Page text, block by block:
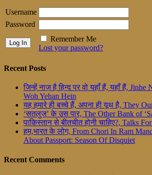
Username
Password
Remember Me
Lost your password?
Recent Posts
जिन्हें नाज़ है हिन्द पर वो यहाँ हैं, यहाँ हैं,
Woh Yehan Hein
यह हमारे ही बच्चे हैं, अपना ही यूथ है, They
‘सतलुज’ के उस पार, The Other Bank of
पाकिस्तान से बीतचीत होनी चाहिए?, Talks
हम,भारत के लोग, From Chori In Ram
About Passport: Season Of Disquiet
Recent Comments